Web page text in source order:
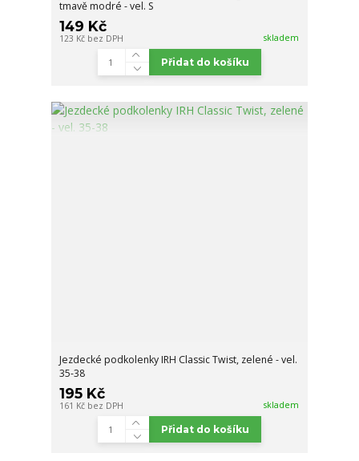
tmavě modré - vel. S
149 Kč
123 Kč bez DPH skladem
Přidat do košíku
Jezdecké podkolenky IRH Classic Twist, zelené - vel.
35-38
195 Kč
161 Kč bez DPH skladem
Přidat do košíku